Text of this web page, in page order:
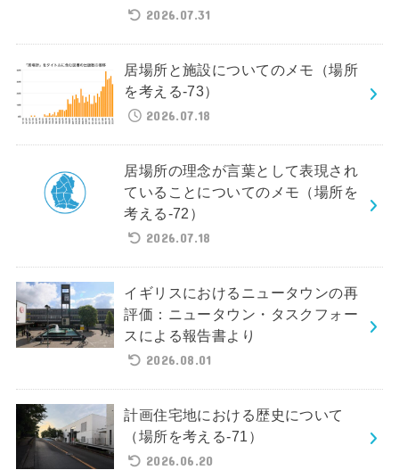
2026.07.31
居場所と施設についてのメモ（場所
を考える-73）
2026.07.18
居場所の理念が言葉として表現され
ていることについてのメモ（場所を
考える-72）
2026.07.18
イギリスにおけるニュータウンの再
評価：ニュータウン・タスクフォー
スによる報告書より
2026.08.01
計画住宅地における歴史について
（場所を考える-71）
2026.06.20